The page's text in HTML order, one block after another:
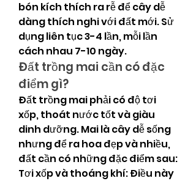
bón kích thích ra rễ để cây dễ
dàng thích nghi với đất mới. Sử
dụng liên tục 3-4 lần, mỗi lần
cách nhau 7-10 ngày.
Đất trồng mai cần có đặc
điểm gì?
Đất trồng mai phải có độ tơi
xốp, thoát nước tốt và giàu
dinh dưỡng. Mai là cây dễ sống
nhưng để ra hoa đẹp và nhiều,
đất cần có những đặc điểm sau:
Tơi xốp và thoáng khí: Điều này